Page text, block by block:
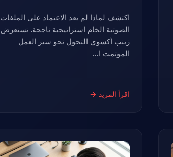
اكتشف لماذا لم يعد الاعتماد على الملفات
الصوتية الخام استراتيجية ناجحة. تستعرض
زينب أكسوي التحول نحو سير العمل
المؤتمت ا...
اقرأ المزيد →